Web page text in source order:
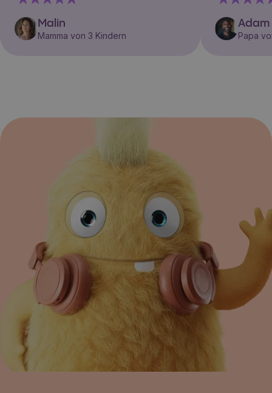
Malin
Mamma von 3 Kindern
Adam
Papa